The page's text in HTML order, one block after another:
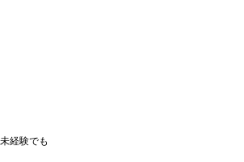
経験でも